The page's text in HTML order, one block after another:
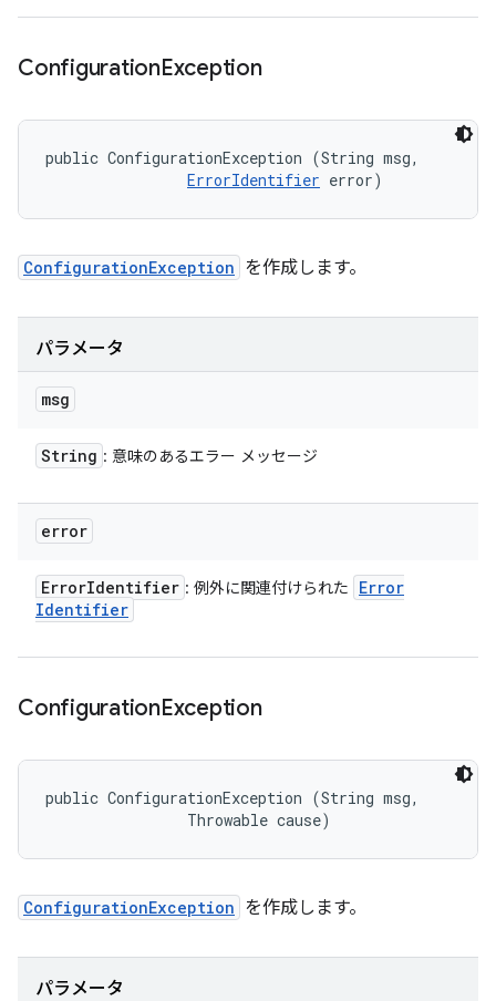
ConfigurationException
public ConfigurationException (String msg,
ErrorIdentifier error)
ConfigurationException を作成します。
パラメータ
msg
String : 意味のあるエラー メッセージ
error
ErrorIdentifier : 例外に関連付けられた
Error
Identifier
ConfigurationException
public ConfigurationException (String msg,
                Throwable cause)
ConfigurationException を作成します。
パラメータ